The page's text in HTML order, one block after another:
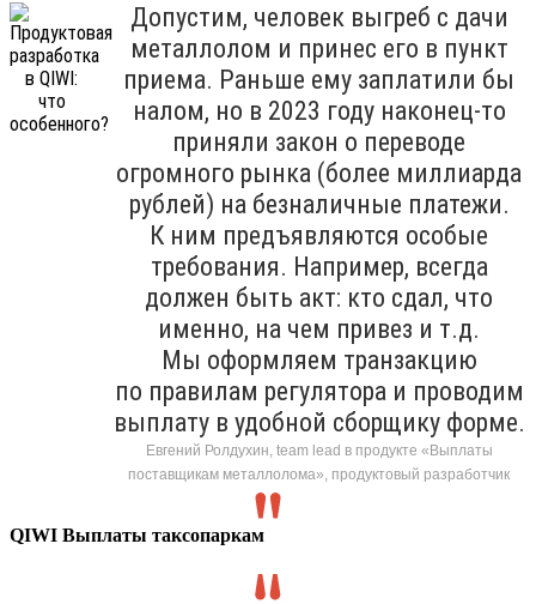
Допустим, человек выгреб с дачи
металлолом и принес его в пункт
приема. Раньше ему заплатили бы
налом, но в 2023 году наконец-то
приняли закон о переводе
огромного рынка (более миллиарда
рублей) на безналичные платежи.
К ним предъявляются особые
требования. Например, всегда
должен быть акт: кто сдал, что
именно, на чем привез и т.д.
Мы оформляем транзакцию
по правилам регулятора и проводим
выплату в удобной сборщику форме.
Евгений Ролдухин, team lead в продукте «Выплаты
поставщикам металлолома», продуктовый разработчик
QIWI Выплаты таксопаркам